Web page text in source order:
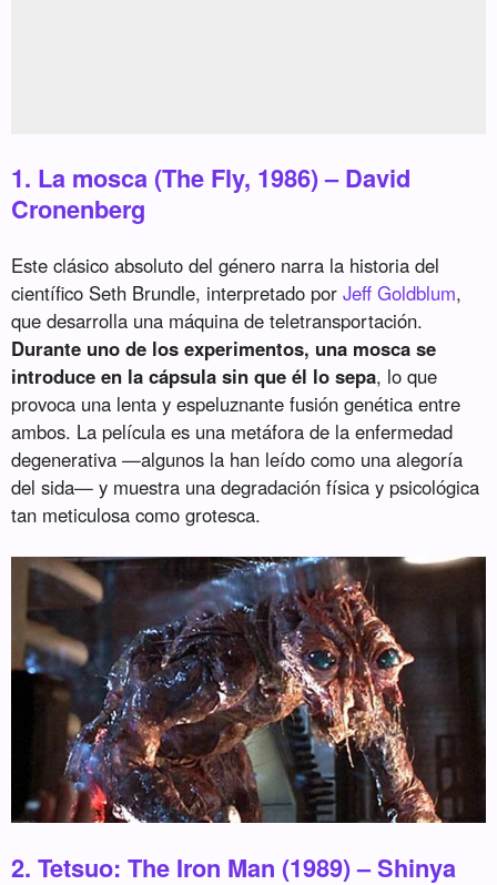
1. La mosca (The Fly, 1986) – David
Cronenberg
Este clásico absoluto del género narra la historia del
científico Seth Brundle, interpretado porJeff Goldblum,
que desarrolla una máquina de teletransportación.
Durante uno de los experimentos, una mosca se
introduce en la cápsula sin que él lo sepa, lo que
provoca una lenta y espeluznante fusión genética entre
ambos. La película es una metáfora de la enfermedad
degenerativa —algunos la han leído como una alegoría
del sida— y muestra una degradación física y psicológica
tan meticulosa como grotesca.
2. Tetsuo: The Iron Man (1989) – Shinya